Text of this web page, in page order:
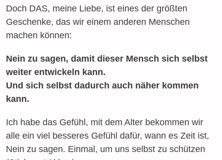
Doch DAS, meine Liebe, ist eines der größten
Geschenke, das wir einem anderen Menschen
machen können:
Nein zu sagen, damit dieser Mensch sich selbst
weiter entwickeln kann.
Und sich selbst dadurch auch näher kommen
kann.
Ich habe das Gefühl, mit dem Alter bekommen wir
alle ein viel besseres Gefühl dafür, wann es Zeit ist,
Nein zu sagen. Einmal, um uns selbst zu schützen